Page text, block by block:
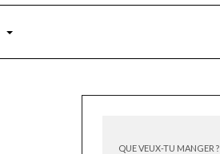
QUE VEUX-TU MANGER ?